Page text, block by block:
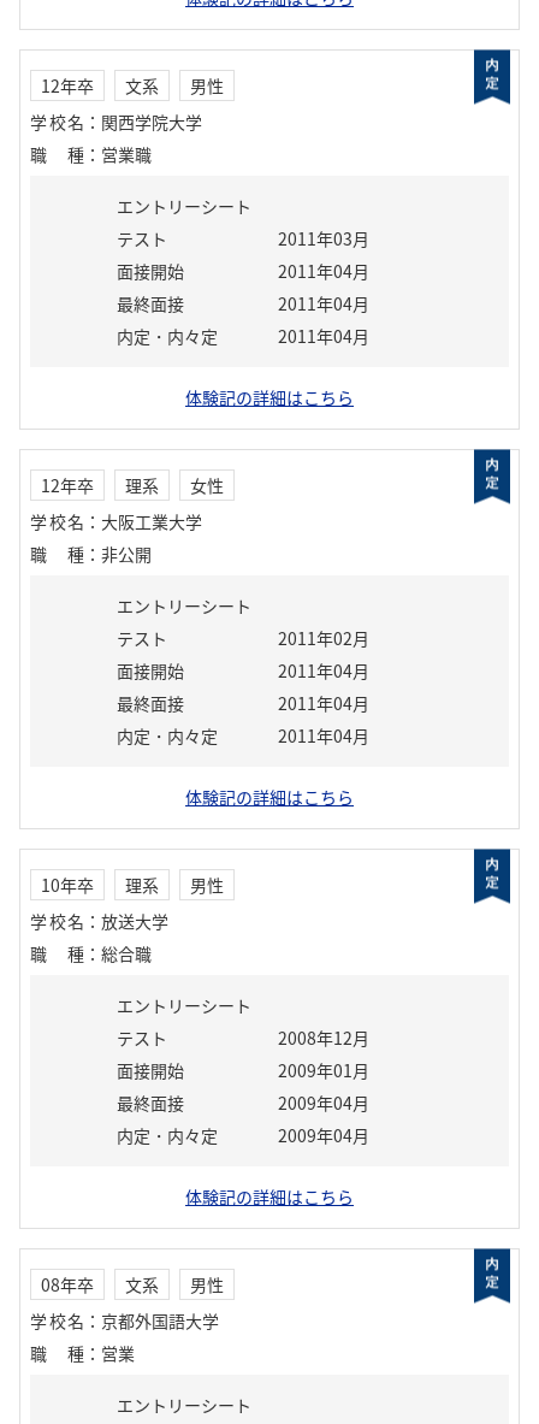
12年卒 文系
男性
学校名 ： 関西学院大学
職種 ： 営業職
エントリーシート
テスト
2011年03月
面接開始
2011年04月
最終面接
2011年04月
内定・内々定
2011年04月
体験記の詳細はこちら
12年卒 理系
女性
学校名 ： 大阪工業大学
職種 ： 非公開
エントリーシート
テスト
2011年02月
面接開始
2011年04月
最終面接
2011年04月
内定・内々定
2011年04月
体験記の詳細はこちら
10年卒 理系
男性
学校名 ： 放送大学
職種 ： 総合職
エントリーシート
テスト
2008年12月
面接開始
2009年01月
最終面接
2009年04月
内定・内々定
2009年04月
体験記の詳細はこちら
08年卒 文系
男性
学校名 ： 京都外国語大学
職種 ： 営業
エントリーシート